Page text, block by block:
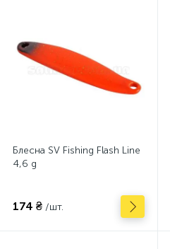
Блесна SV Fishing Flash Line
4,6 g
174 ₴ /шт.